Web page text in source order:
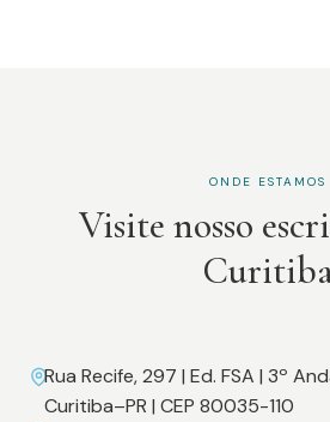
ONDE ESTAMOS
Visite nosso
Rua Recife, 297 | Ed. FSA | 3º
Curitiba–PR | CEP 80035-110